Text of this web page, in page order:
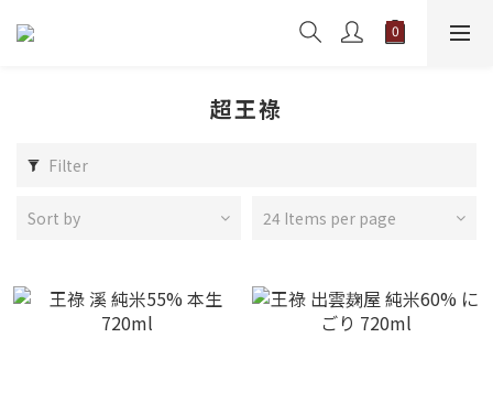
超王祿
Filter
Sort by 24 Items per page